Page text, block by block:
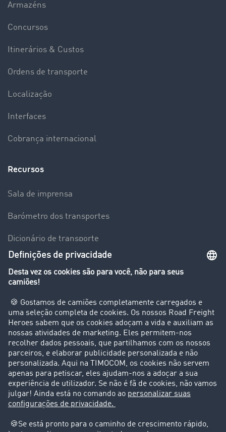
Armazéns
Concursos
Itinerários & Custos
Ordens de transporte
Localização
Interfaces
Cobrança internacional
Recursos
Sala de imprensa
Barómetro dos transportes
Dicionário de transporte
Visão geral da Bolsa de Cargas
Clientes recomendam clientes
Casos de sucesso
Suporte
Suporte
Avisos legais